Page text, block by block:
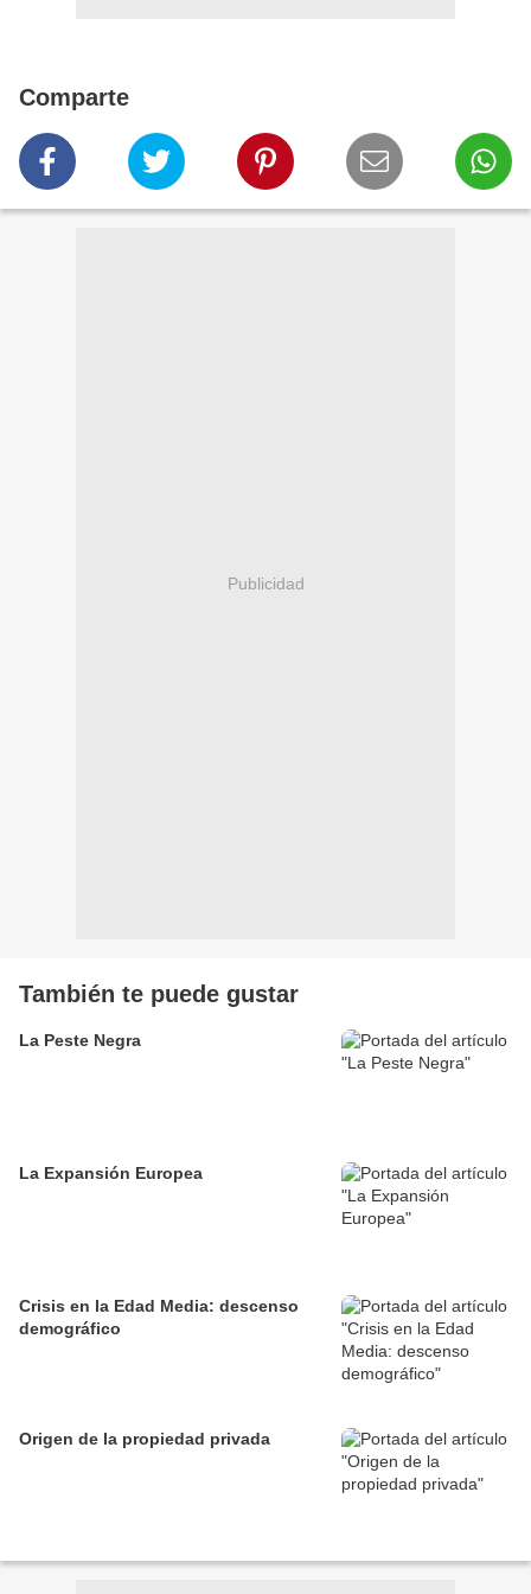
Comparte
Publicidad
También te puede gustar
La Peste Negra
La Expansión Europea
Crisis en la Edad Media: descenso
demográfico
Origen de la propiedad privada